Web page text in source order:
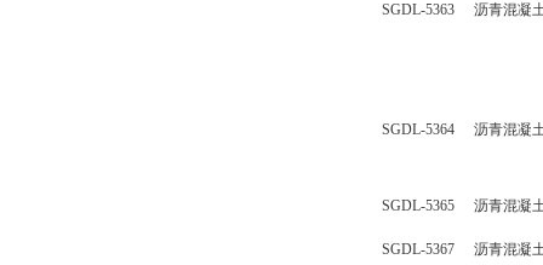
SGDL-5363 沥青混凝
SGDL-5364 沥青混凝
SGDL-5365 沥青混凝
SGDL-5367 沥青混凝